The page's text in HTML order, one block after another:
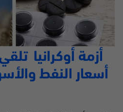
أزمة أوكرانيا
أسعار النفط